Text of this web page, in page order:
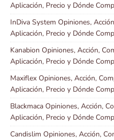
Aplicación, Precio y Dónde
InDiva System Opiniones,
Aplicación, Precio y Dónde
Kanabion Opiniones, Acción,
Aplicación, Precio y Dónde
Maxiflex Opiniones, Acción,
Aplicación, Precio y Dónde
Blackmaca Opiniones, Acción,
Aplicación, Precio y Dónde
Candislim Opiniones, Acción,